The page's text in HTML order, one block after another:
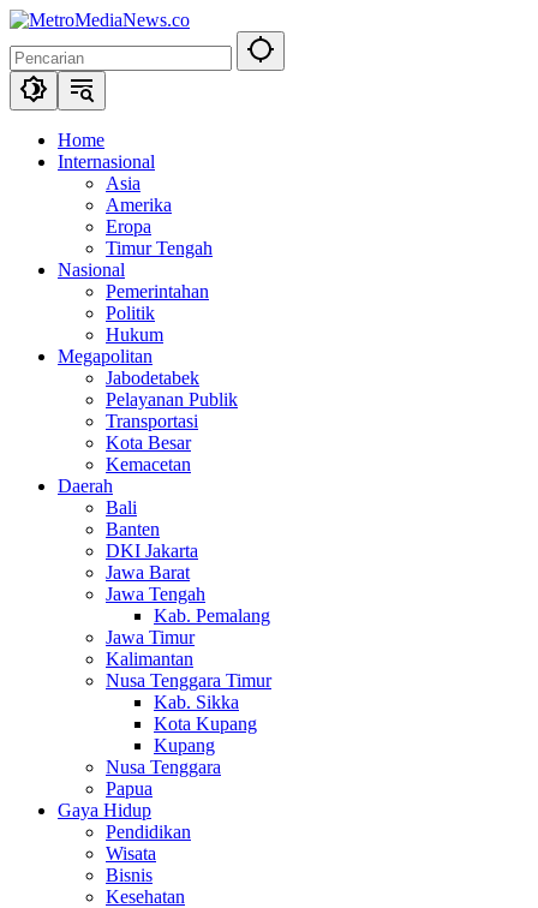
Langsung
konten
Home
Internasional
Asia
Amerika
Eropa
Timur Tengah
Nasional
Pemerintahan
Politik
Hukum
Megapolitan
Jabodetabek
Pelayanan Publik
Transportasi
Kota Besar
Kemacetan
Daerah
Bali
Banten
DKI Jakarta
Jawa Barat
Jawa Tengah
Kab. Pemalang
Jawa Timur
Kalimantan
Nusa Tenggara Timur
Kab. Sikka
Kota Kupang
Kupang
Nusa Tenggara
Papua
Gaya Hidup
Pendidikan
Wisata
Bisnis
Kesehatan